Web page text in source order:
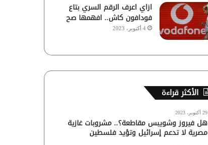
ازاي اعرف الرقم السري بتاع
فودافون كاش.. افهمها صح
4 أكتوبر، 2023
الأكثر قراءة
29 أكتوبر، 2023
هل فيروز وشويبس مقاطعة؟.. مشروبات غازية
مصرية لا تدعم إسرائيل وتؤيد فلسطين